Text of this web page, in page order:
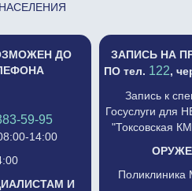
ДО
59-95
14:00
И
ЗАПИСЬ НА
ПО тел. 122,
Запись к
Госуслуги для
"Токсовская
Поликлиника